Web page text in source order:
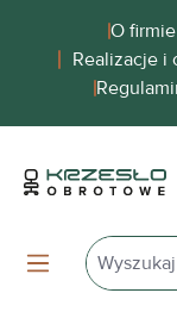
zawartościO firmie
Realizacje i